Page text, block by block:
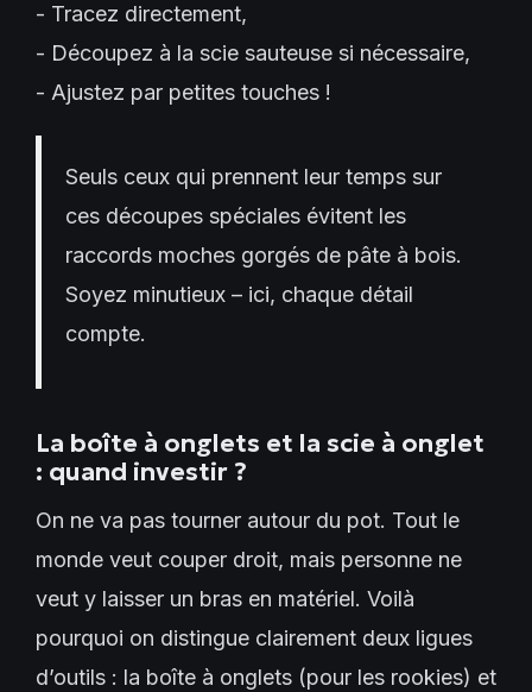
- Tracez directement,
- Découpez à la scie sauteuse si nécessaire,
- Ajustez par petites touches !
Seuls ceux qui prennent leur temps sur
ces découpes spéciales évitent les
raccords moches gorgés de pâte à bois.
Soyez minutieux – ici, chaque détail
compte.
La boîte à onglets et la scie à onglet
: quand investir ?
On ne va pas tourner autour du pot. Tout le
monde veut couper droit, mais personne ne
veut y laisser un bras en matériel. Voilà
pourquoi on distingue clairement deux ligues
d’outils : la boîte à onglets (pour les rookies) et